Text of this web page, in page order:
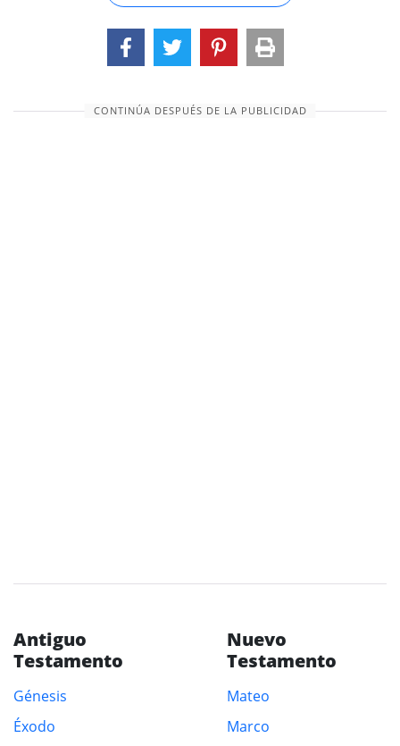
física o ampliar los límites del conocimiento
científico. Pero si alguien desea saber qué
conexión tiene el mundo con Dios, si busca
misma de la vida, si desea descubrir algún
CONTINÚA DESPUÉS DE LA PUBLICIDAD
Antiguo
Testamento
Génesis
Éxodo
Nuevo
Testamento
Mateo
Marco